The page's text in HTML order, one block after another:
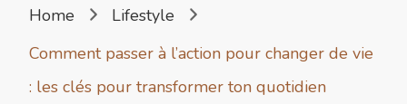
Home
Lifestyle
Comment passer à l’action pour changer de vie
: les clés pour transformer ton quotidien